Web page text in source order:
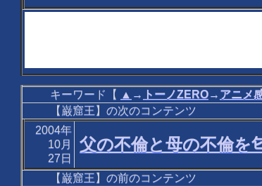
キーワード【 ▲ → トーノZERO→ アニメ
【巌窟王】の次のコンテンツ
2004年
10月
27日
父の不倫と母の不倫を
【巌窟王】の前のコンテンツ